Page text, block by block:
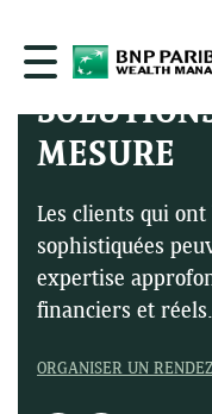
MESURE
Les clients qui
sophistiquées
expertise
financiers et réels.
ORGANISER UN